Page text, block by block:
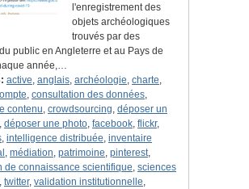
l'enregistrement des
objets archéologiques
trouvés par des
public en Angleterre et au Pays de
année,…
active, anglais, archéologie, charte,
, consultation des données,
contenu, crowdsourcing, déposer un
, déposer une photo, facebook, flickr,
, intelligence distribuée, inventaire
, médiation, patrimoine, pinterest,
de connaissance scientifique, sciences
, twitter, validation institutionnelle,